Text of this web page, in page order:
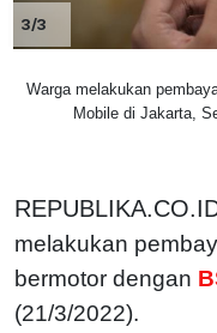
3/3
Warga melakukan
Mobile di Jakarta,
melakukan
bermotor dengan
(21/3/2022).